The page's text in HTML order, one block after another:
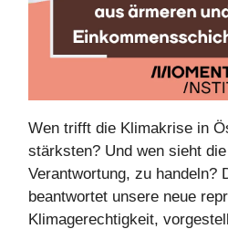
Wen trifft die Klimakrise in
stärksten? Und wen sieht
Verantwortung, zu handeln?
beantwortet unsere neue
Klimagerechtigkeit,